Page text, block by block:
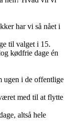
har vi så nået i
til valget i 15.
kødfrie dage én
ugen i de offentlige
med til at flytte
altså hele